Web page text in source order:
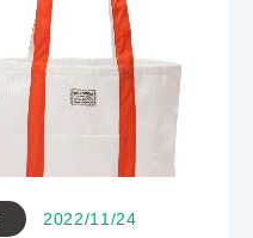
2022/11/24